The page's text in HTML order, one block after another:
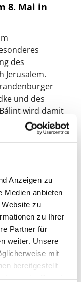
Anzeigen zu
Medien anbieten
zu
zu Ihrer
Partner für
weiter. Unsere
mit
bereitgestellt
8. Mai in
des
Jerusalem.
und des
wird damit
und
eine
und
"Hand in
jüdische,
gemeinsam –
und
von